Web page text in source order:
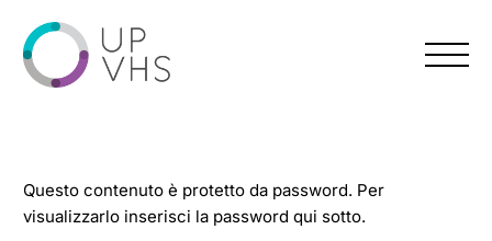
Menu
Questo contenuto è protetto da password. Per
visualizzarlo inserisci la password qui sotto.